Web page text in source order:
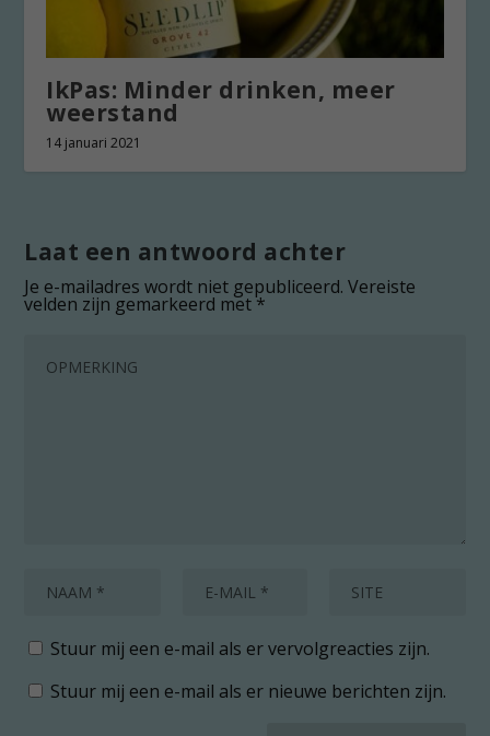
IkPas: Minder drinken, meer
weerstand
14 januari 2021
Laat een antwoord achter
Je e-mailadres wordt niet gepubliceerd. Vereiste
velden zijn gemarkeerd met*
Stuur mij een e-mail als er vervolgreacties zijn.
Stuur mij een e-mail als er nieuwe berichten zijn.